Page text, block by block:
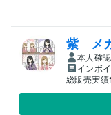
紫 メ
本人確認
インボ
総販売実績